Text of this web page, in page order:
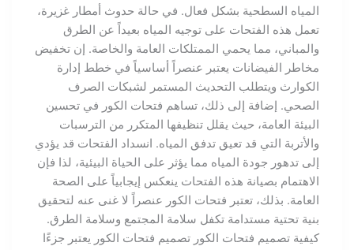
المياه السطحية بشكل فعال. في حالة حدوث أمطار غزيرة،
تعمل هذه الفتحات على توجيه المياه بعيداً عن الطرق
والمباني، مما يحمي الممتلكات العامة والخاصة. إن تخفيض
مخاطر الفيضانات يعتبر عنصراً أساسياً في خطط إدارة
الكوارث ويتطلب التحديث المستمر لشبكات الصرف
الصحي. إضافة إلى ذلك، تساهم فتحات الكور في تحسين
البيئة العامة، حيث يقلل تنظيفها المتكرر من الترسبات
والأتربة التي قد تعيق تدفق المياه. انسداد الفتحات قد يؤدي
إلى تدهور جودة المياه مما يؤثر على الحياة البيئية، لذا فإن
الاهتمام بصيانة هذه الفتحات ينعكس إيجابياً على الصحة
العامة. بذلك، تعتبر فتحات الكور عنصراً لا غنى عنه لتحقيق
بنية تحتية مستدامة تكفل سلامة المجتمع وسلامة الطرق.
كيفية تصميم فتحات الكور تصميم فتحات الكور يعتبر جزءًا